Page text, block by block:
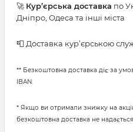
🚀 Кур’єрська доставка по
Дніпро, Одеса та інші міста
📮 Доставка кур’єрською
** Безкоштовна доставка діє за
IBAN.
* Якщо ви отримали знижку на
безкоштовна доставка не